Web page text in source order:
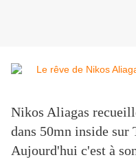
Nikos Aliagas
dans 50mn inside sur
Aujourd'hui c'est à